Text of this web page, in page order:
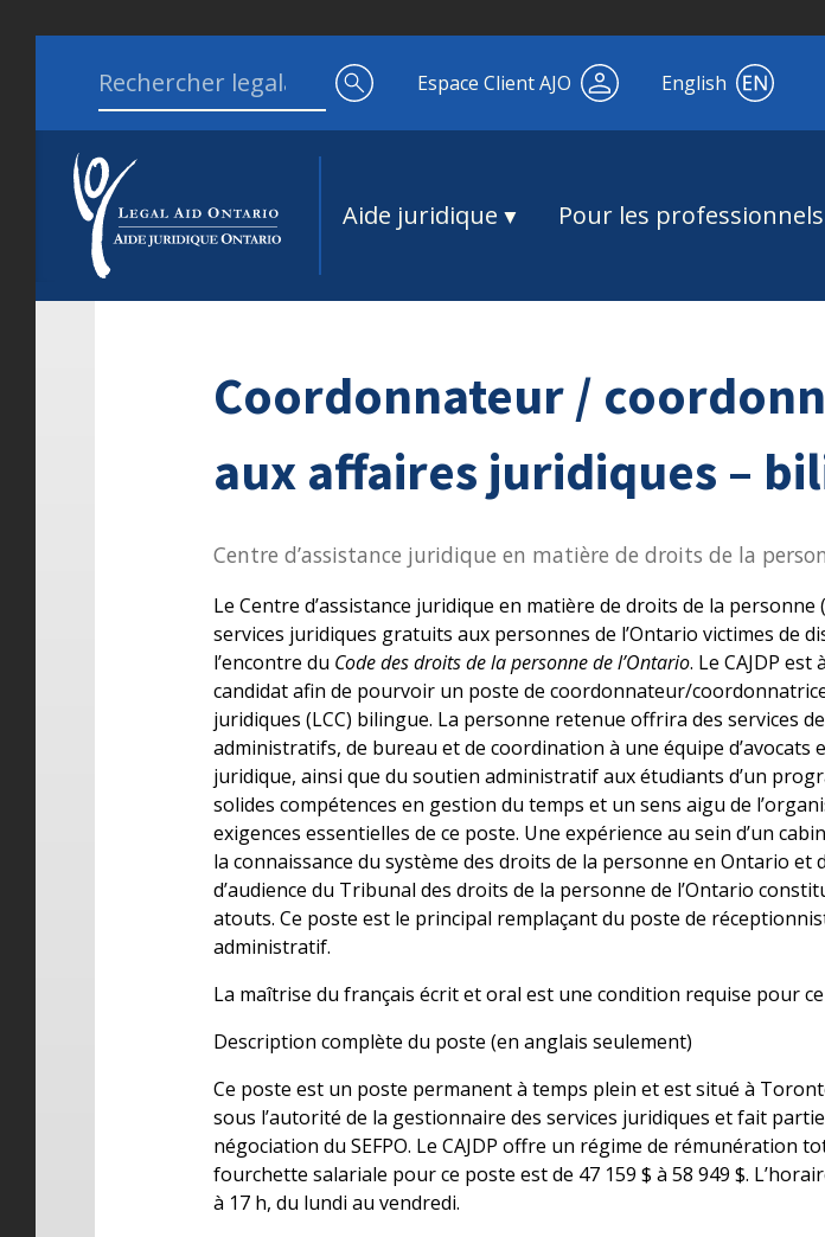
Search for:
Espace Client AJO English
Aide juridique Pour les
Coordonnateur /
aux affaires juridiques –
Centre d’assistance juridique en matière de droits de la
Le Centre d’assistance juridique en matière de droits de la personne
services juridiques gratuits aux personnes de l’Ontario victimes de
l’encontre du Code des droits de la personne de l’Ontario. Le CAJDP est
candidat afin de pourvoir un poste de coordonnateur/
juridiques (LCC) bilingue. La personne retenue offrira des services
administratifs, de bureau et de coordination à une équipe d’avocats
juridique, ainsi que du soutien administratif aux étudiants d’un
solides compétences en gestion du temps et un sens aigu de
exigences essentielles de ce poste. Une expérience au sein d’un
la connaissance du système des droits de la personne en Ontario et
d’audience du Tribunal des droits de la personne de l’Ontario
atouts. Ce poste est le principal remplaçant du poste de
administratif.
La maîtrise du français écrit et oral est une condition requise pour
Description complète du poste (en anglais seulement)
Ce poste est un poste permanent à temps plein et est situé à
sous l’autorité de la gestionnaire des services juridiques et fait partie
négociation du SEFPO. Le CAJDP offre un régime de rémunération
fourchette salariale pour ce poste est de 47 159 $ à 58 949 $.
à 17 h, du lundi au vendredi.